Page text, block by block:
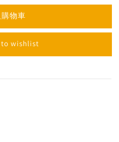
物車
to wishlist